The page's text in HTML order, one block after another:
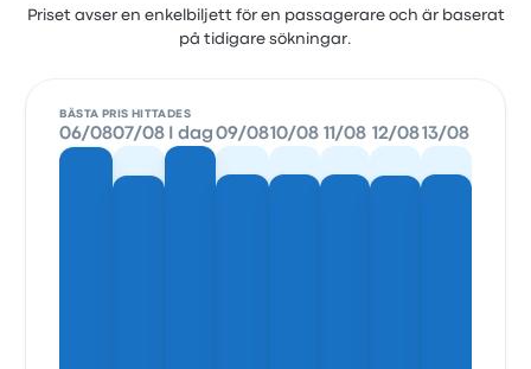
Priset avser en enkelbiljett för en passagerare och är baserat
på tidigare sökningar.
BÄSTA PRIS HITTADES
06/0807/08 I dag 09/0810/08 11/08 12/0813/08